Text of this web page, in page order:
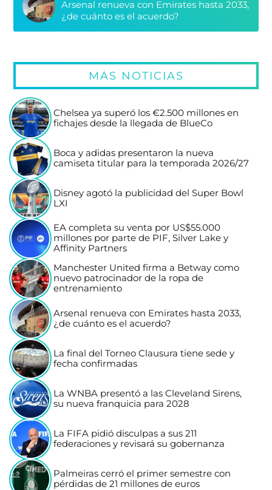
Arsenal renueva con Emirates hasta 2033,
¿de cuánto es el acuerdo?
MÁS NOTICIAS
Chelsea ya superó los €2.500 millones en
fichajes desde la llegada de BlueCo
Boca y adidas presentaron la nueva
camiseta titular para la temporada 2026/27
Disney agotó la publicidad del Super Bowl
LXI
EA completa su venta por US$55.000
millones por parte de PIF, Silver Lake y
Affinity Partners
Manchester United firma a Betway como
nuevo patrocinador de la ropa de
entrenamiento
Arsenal renueva con Emirates hasta 2033,
¿de cuánto es el acuerdo?
La final del Torneo Clausura tiene sede y
fecha confirmadas
La WNBA presentó a las Cleveland Sirens,
su nueva franquicia para 2028
La FIFA pidió disculpas a sus 211
federaciones y revisará su gobernanza
Palmeiras cerró el primer semestre con
pérdidas de 21 millones de euros